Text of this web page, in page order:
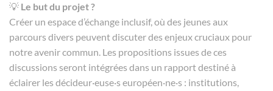
💡 Le but du projet ?
Créer un espace d’échange inclusif, où des jeunes aux
parcours divers peuvent discuter des enjeux cruciaux pour
notre avenir commun. Les propositions issues de ces
discussions seront intégrées dans un rapport destiné à
éclairer les décideur·euse·s européen·ne·s : institutions,